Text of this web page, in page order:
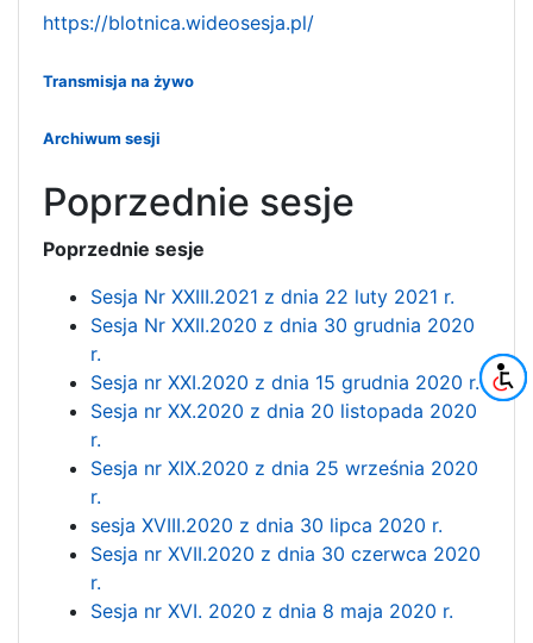
https://blotnica.wideosesja.pl/
Transmisja na żywo
Archiwum sesji
Poprzednie sesje
Poprzednie sesje
Sesja Nr XXIII.2021 z dnia 22 luty 2021 r.
Sesja Nr XXII.2020 z dnia 30 grudnia 2020
r.
Sesja nr XXI.2020 z dnia 15 grudnia 2020 r.
Sesja nr XX.2020 z dnia 20 listopada 2020
r.
Sesja nr XIX.2020 z dnia 25 września 2020
r.
sesja XVIII.2020 z dnia 30 lipca 2020 r.
Sesja nr XVII.2020 z dnia 30 czerwca 2020
r.
Sesja nr XVI. 2020 z dnia 8 maja 2020 r.